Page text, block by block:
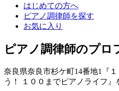
はじめての方へ
ピアノ調律師を探す
お気に入り
ピアノ調律師のプロ
奈良県奈良市杉ケ町14番地1『
う！ １００までピアノライフ』